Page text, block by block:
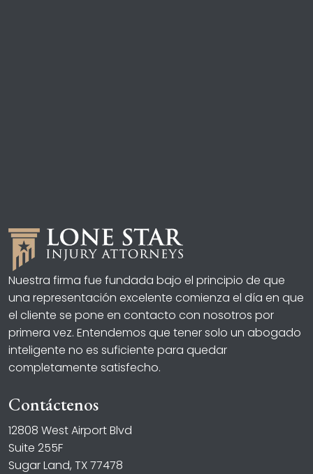
Nuestra firma fue fundada bajo el principio de que
una representación excelente comienza el día en que
el cliente se pone en contacto con nosotros por
primera vez. Entendemos que tener solo un abogado
inteligente no es suficiente para quedar
completamente satisfecho.
Contáctenos
12808 West Airport Blvd
Suite 255F
Sugar Land, TX 77478